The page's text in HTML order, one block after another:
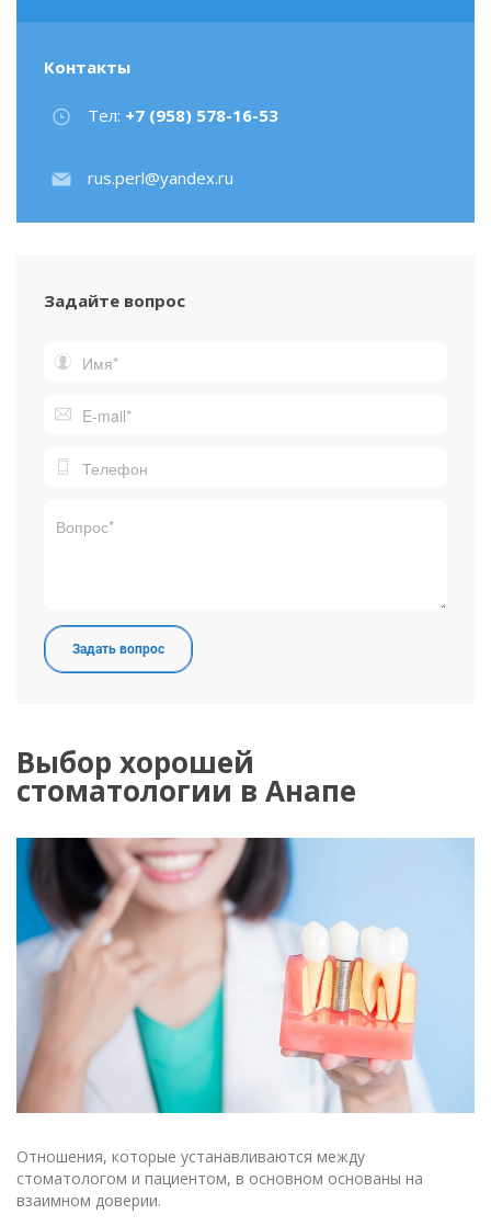
Контакты
Тел: +7 (958) 578-16-53
rus.perl@yandex.ru
Задайте вопрос
Выбор хорошей
стоматологии в Анапе
Отношения, которые устанавливаются между
стоматологом и пациентом, в основном основаны на
взаимном доверии.